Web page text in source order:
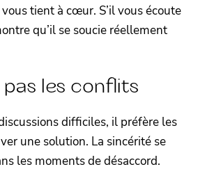
tient à cœur. S’il vous écoute
qu’il se soucie réellement
pas les conflits
difficiles, il préfère les
une solution. La sincérité se
les moments de désaccord.